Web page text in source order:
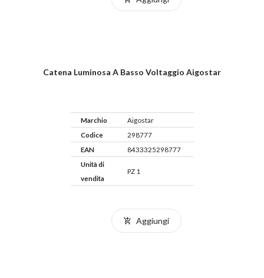
Catena Luminosa A Basso Voltaggio Aigostar
Marchio
Aigostar
Codice
298777
EAN
8433325298777
Unità di
vendita
PZ 1
Aggiungi